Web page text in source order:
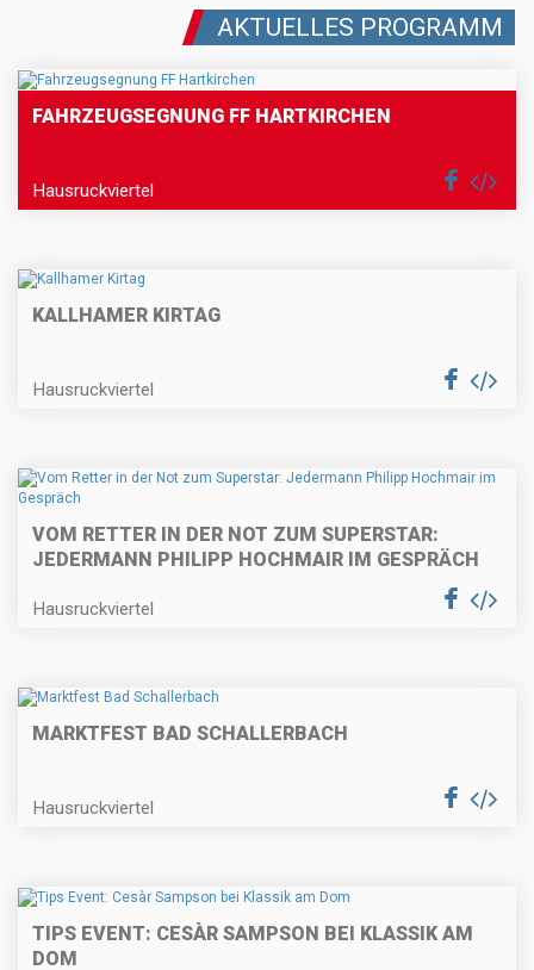
AKTUELLES PROGRAMM
FAHRZEUGSEGNUNG FF HARTKIRCHEN
Hausruckviertel
KALLHAMER KIRTAG
Hausruckviertel
VOM RETTER IN DER NOT ZUM SUPERSTAR:
JEDERMANN PHILIPP HOCHMAIR IM GESPRÄCH
Hausruckviertel
MARKTFEST BAD SCHALLERBACH
Hausruckviertel
TIPS EVENT: CESÀR SAMPSON BEI KLASSIK AM
DOM